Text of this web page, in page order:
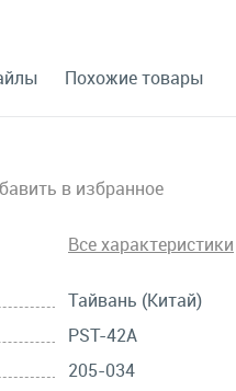
Похожие товары
в избранное
Все характеристики
Тайвань (Китай)
PST-42A
205-034